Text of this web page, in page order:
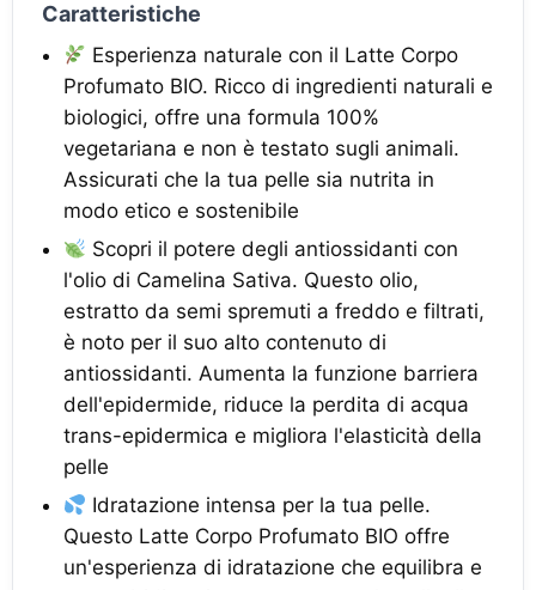
Caratteristiche
Esperienza naturale con il Latte Corpo
Profumato BIO. Ricco di ingredienti naturali e
biologici, offre una formula 100%
vegetariana e non è testato sugli animali.
Assicurati che la tua pelle sia nutrita in
modo etico e sostenibile
Scopri il potere degli antiossidanti con
l'olio di Camelina Sativa. Questo olio,
estratto da semi spremuti a freddo e filtrati,
è noto per il suo alto contenuto di
antiossidanti. Aumenta la funzione barriera
dell'epidermide, riduce la perdita di acqua
trans-epidermica e migliora l'elasticità della
pelle
Idratazione intensa per la tua pelle.
Questo Latte Corpo Profumato BIO offre
un'esperienza di idratazione che equilibra e